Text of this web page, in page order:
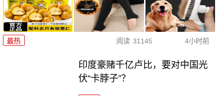
最热 阅读 31145 4小时前
印度豪赌千亿卢比，要对中国光
伏“卡脖子”？